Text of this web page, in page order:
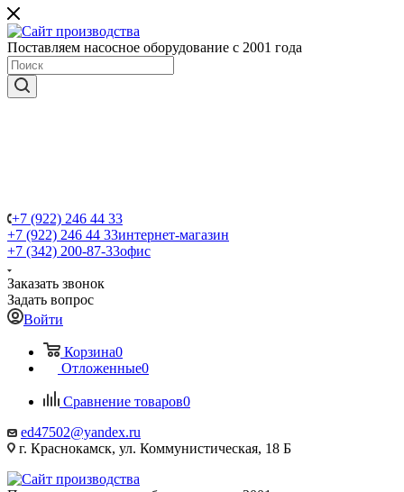
Поставляем насосное оборудование с 2001 года
+7 (922) 246 44 33
+7 (922) 246 44 33интернет-магазин
+7 (342) 200-87-33офис
Заказать звонок
Задать вопрос
Войти
Корзина0
Отложенные0
Сравнение товаров0
ed47502@yandex.ru
г. Краснокамск, ул. Коммунистическая, 18 Б